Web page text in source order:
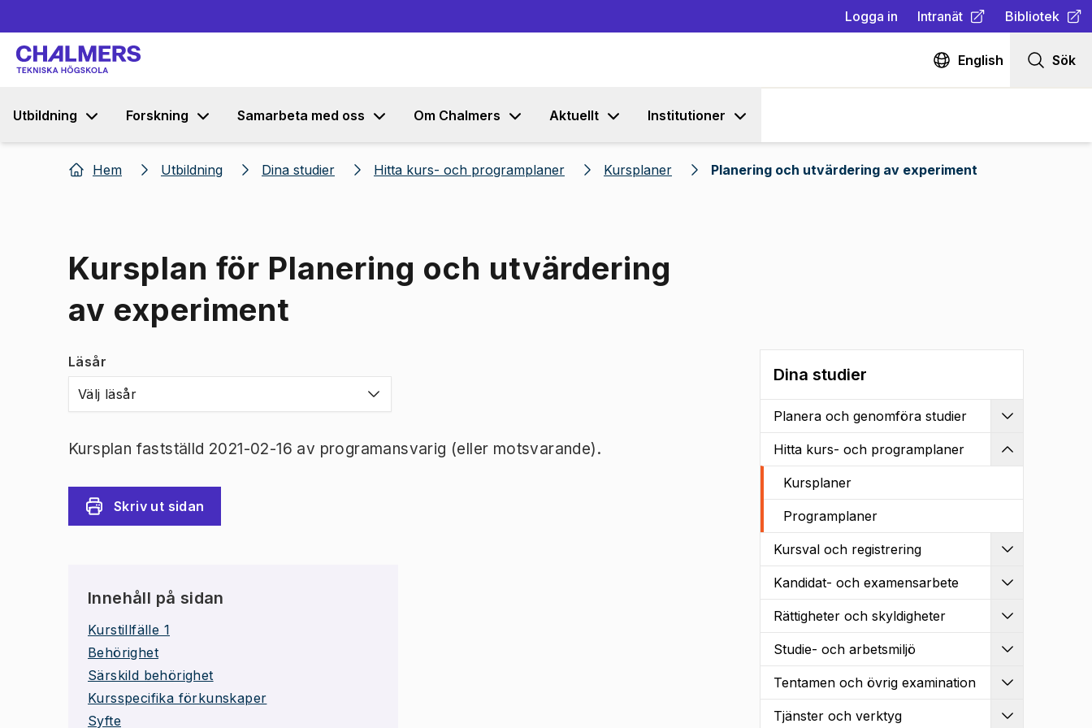
Logga in Intranät
(Öppnas i ny flik)
Bibliotek
(Öppnas i ny
English Sök
Utbildning Forskning Samarbeta med oss Om Chalmers Aktuellt Institutioner
Hem Utbildning Dina studier Hitta kurs- och programplaner Kursplaner Planering och utvärdering av experiment
Kursplan för Planering och utvärdering
av experiment
Läsår
Välj läsår
Kursplan fastställd 2021-02-16 av programansvarig (eller motsvarande).
Skriv ut sidan
Innehåll på sidan
Kurstillfälle 1
Behörighet
Särskild behörighet
Kursspecifika förkunskaper
Syfte
Dina studier
Planera och genomföra studier
Hitta kurs- och programplaner
Kursplaner
Programplaner
Kursval och registrering
Kandidat- och examensarbete
Rättigheter och skyldigheter
Studie- och arbetsmiljö
Tentamen och övrig examination
Tjänster och verktyg